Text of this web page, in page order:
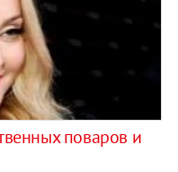
поваров и